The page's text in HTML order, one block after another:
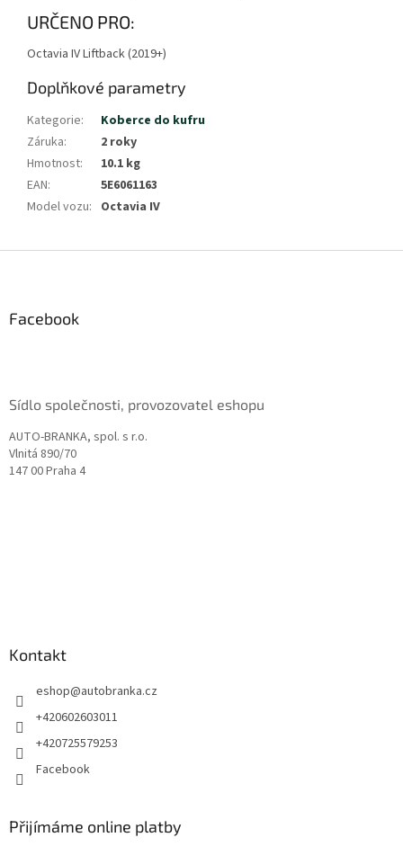
URČENO PRO:
Octavia IV Liftback (2019+)
Doplňkové parametry
Kategorie:
Koberce do kufru
Záruka:
2 roky
Hmotnost:
10.1 kg
EAN:
5E6061163
Model vozu: Octavia IV
Facebook
Sídlo společnosti, provozovatel eshopu
AUTO-BRANKA, spol. s r.o.
Vlnitá 890/70
147 00 Praha 4
Kontakt
eshop@autobranka.cz
+420602603011
+420725579253
Facebook
Přijímáme online platby